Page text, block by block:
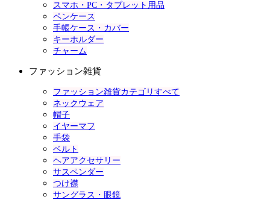
スマホ・PC・タブレット用品
ペンケース
手帳ケース・カバー
キーホルダー
チャーム
ファッション雑貨
ファッション雑貨カテゴリすべて
ネックウェア
帽子
イヤーマフ
手袋
ベルト
ヘアアクセサリー
サスペンダー
つけ襟
サングラス・眼鏡